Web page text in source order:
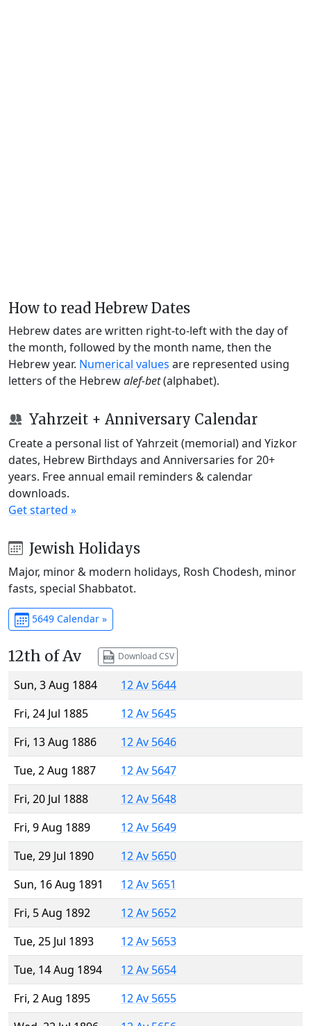
How to read Hebrew Dates
Hebrew dates are written right-to-left with the day of
the month, followed by the month name, then the
Hebrew year. Numerical values are represented using
letters of the Hebrewalef-bet(alphabet).
Yahrzeit + Anniversary Calendar
Create a personal list of Yahrzeit (memorial) and Yizkor
dates, Hebrew Birthdays and Anniversaries for 20+
years. Free annual email reminders & calendar
downloads.
Get started »
Jewish Holidays
Major, minor & modern holidays, Rosh Chodesh, minor
fasts, special Shabbatot.
5649 Calendar »
12th of Av Download CSV
Sun, 3 Aug 1884
12 Av 5644
Fri, 24 Jul 1885
12 Av 5645
Fri, 13 Aug 1886
12 Av 5646
Tue, 2 Aug 1887
12 Av 5647
Fri, 20 Jul 1888
12 Av 5648
Fri, 9 Aug 1889
12 Av 5649
Tue, 29 Jul 1890
12 Av 5650
Sun, 16 Aug 1891
12 Av 5651
Fri, 5 Aug 1892
12 Av 5652
Tue, 25 Jul 1893
12 Av 5653
Tue, 14 Aug 1894
12 Av 5654
Fri, 2 Aug 1895
12 Av 5655